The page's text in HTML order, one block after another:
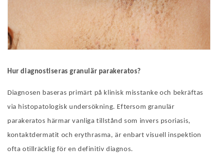
Hur diagnostiseras granulär parakeratos?
Diagnosen baseras primärt på klinisk misstanke och bekräftas
via histopatologisk undersökning. Eftersom granulär
parakeratos härmar vanliga tillstånd som invers psoriasis,
kontaktdermatit och erythrasma, är enbart visuell inspektion
ofta otillräcklig för en definitiv diagnos.